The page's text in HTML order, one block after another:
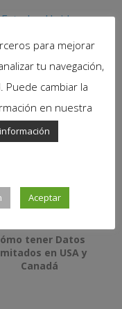
Unidos
en Estados
tener Datos
en USA y
Canadá
para mejorar
tu navegación,
Puede cambiar la
en nuestra
Aceptar